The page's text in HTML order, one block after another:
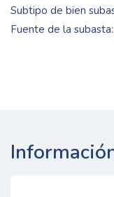
Subtipo de bien
Fuente de la subasta: